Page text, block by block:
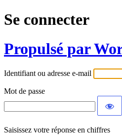
Se connecter
Propulsé par
Identifiant ou adresse e-mail
Mot de passe
Saisissez votre réponse en chiffres